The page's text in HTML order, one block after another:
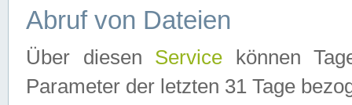
Abruf von Dateien
Über diesen Service können
Parameter der letzten 31 Tage